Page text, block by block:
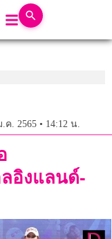
ค. 2565 • 14:12 น.
อิงแลนด์-